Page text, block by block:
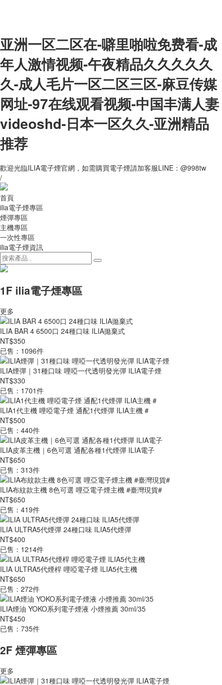
亚洲一区二区在-噼里啪啦免费看-成
年人激情视频-午夜精品久久久久久
久-成人毛片一区二区三区-麻豆传媒
网址-97在线观看视频-中国丰满人妻
videoshd-日本一区久久-亚洲精品
推荐
歡迎光臨ILIA電子煙官網，如需購買電子煙請加客服LINE：@998tw
/
首頁
ilia電子煙專區
煙彈專區
主機專區
一次性專區
ilia電子煙資訊
1F ilia電子煙專區
更多
ILIA BAR 4 6500口 24種口味 ILIA拋棄式
NT$350
已售：1096件
ILIA煙彈｜31種口味 哩啞一代透明發光彈 ILIA電子煙
NT$330
已售：1701件
ILIA1代主機 哩啞電子煙 通配1代煙彈 ILIA主機 #
NT$500
已售：440件
ILIA皮革主機｜6色可選 通配各種1代煙彈 ILIA電子
NT$650
已售：313件
ILIA布紋款主機 8色可選 哩亞電子煙主機 #臺灣現貨#
NT$650
已售：419件
ILIA ULTRA5代煙彈 24種口味 ILIA5代煙彈
NT$400
已售：1214件
ILIA ULTRA5代煙桿 哩啞電子煙 ILIA5代主機
NT$650
已售：272件
ILIA煙油 YOKO系列電子煙液 小煙推薦 30ml/35
NT$450
已售：735件
2F 煙彈專區
更多